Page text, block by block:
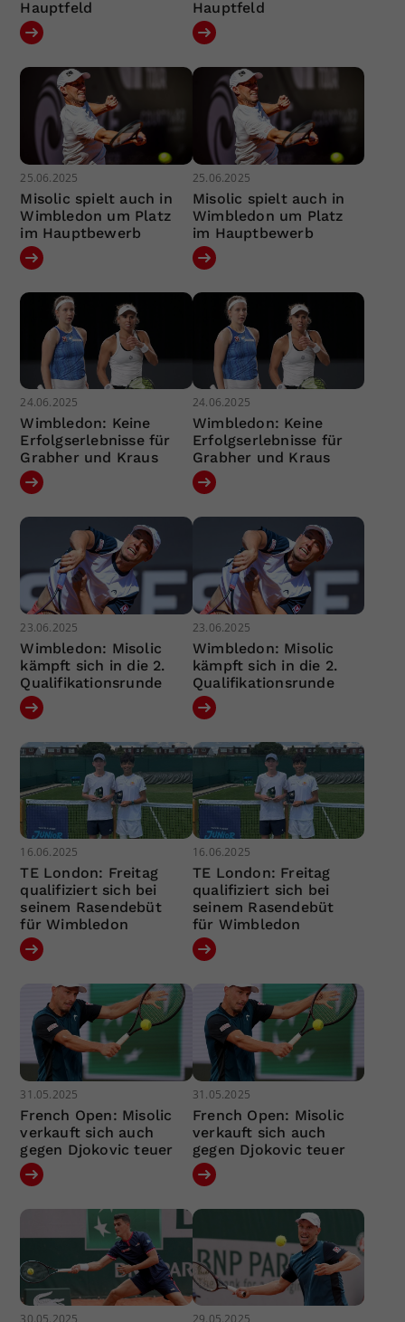
Hauptfeld
Hauptfeld
25.06.2025
Misolic spielt auch in
Wimbledon um Platz
im Hauptbewerb
25.06.2025
Misolic spielt auch in
Wimbledon um Platz
im Hauptbewerb
24.06.2025
Wimbledon: Keine
Erfolgserlebnisse für
Grabher und Kraus
24.06.2025
Wimbledon: Keine
Erfolgserlebnisse für
Grabher und Kraus
23.06.2025
Wimbledon: Misolic
kämpft sich in die 2.
Qualifikationsrunde
23.06.2025
Wimbledon: Misolic
kämpft sich in die 2.
Qualifikationsrunde
16.06.2025
TE London: Freitag
qualifiziert sich bei
seinem Rasendebüt
für Wimbledon
16.06.2025
TE London: Freitag
qualifiziert sich bei
seinem Rasendebüt
für Wimbledon
31.05.2025
French Open: Misolic
verkauft sich auch
gegen Djokovic teuer
31.05.2025
French Open: Misolic
verkauft sich auch
gegen Djokovic teuer